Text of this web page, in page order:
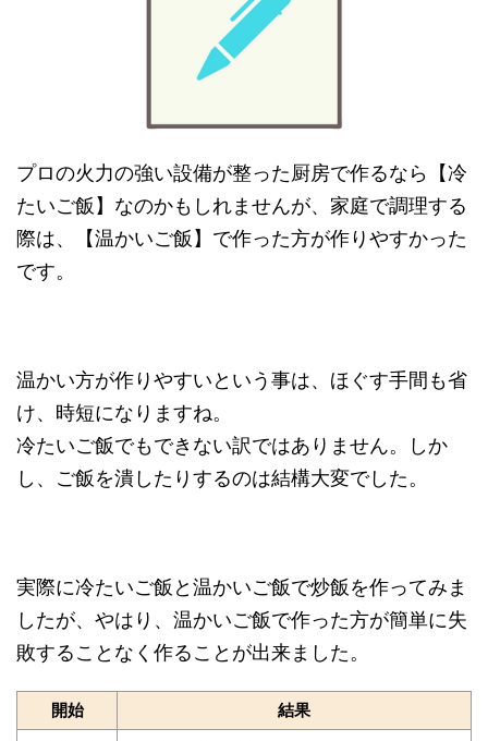
プロの火力の強い設備が整った厨房で作るなら【冷
たいご飯】なのかもしれませんが、家庭で調理する
際は、【温かいご飯】で作った方が作りやすかった
です。
温かい方が作りやすいという事は、ほぐす手間も省
け、時短になりますね。
冷たいご飯でもできない訳ではありません。しか
し、ご飯を潰したりするのは結構大変でした。
実際に冷たいご飯と温かいご飯で炒飯を作ってみま
したが、やはり、温かいご飯で作った方が簡単に失
敗することなく作ることが出来ました。
開始 結果